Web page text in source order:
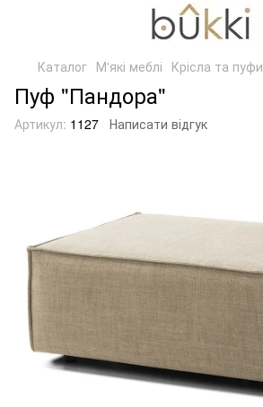
Каталог М'які меблі Крісла та пуфи
Пуф "Пандора"
Артикул: 1127 Написати відгук